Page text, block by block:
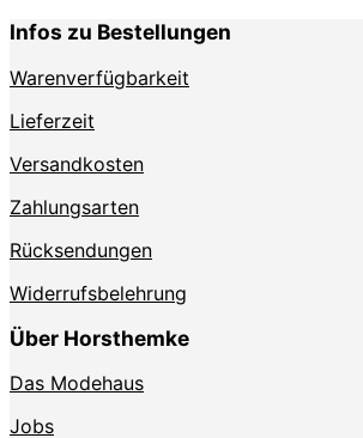
Infos zu Bestellungen
Warenverfügbarkeit
Lieferzeit
Versandkosten
Zahlungsarten
Rücksendungen
Widerrufsbelehrung
Über Horsthemke
Das Modehaus
Jobs